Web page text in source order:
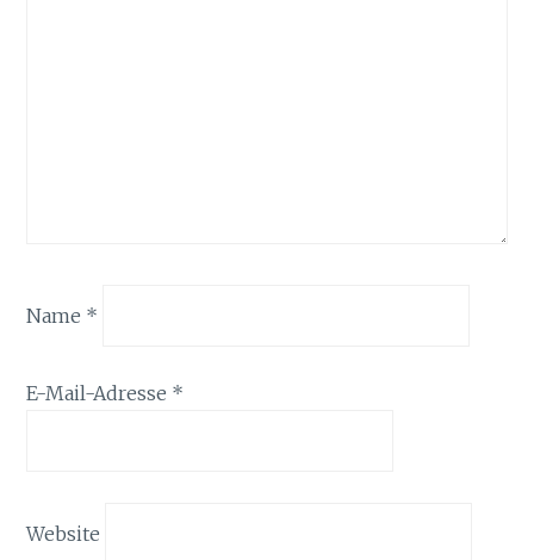
Name *
E-Mail-Adresse *
Website